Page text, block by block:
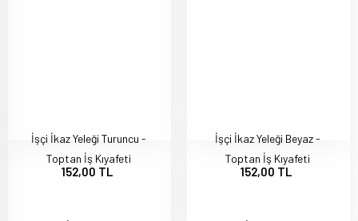
İşçi İkaz Yeleği Turuncu -
Toptan İş Kıyafeti
152,00 TL
İşçi İkaz Yeleği Beyaz -
Toptan İş Kıyafeti
152,00 TL